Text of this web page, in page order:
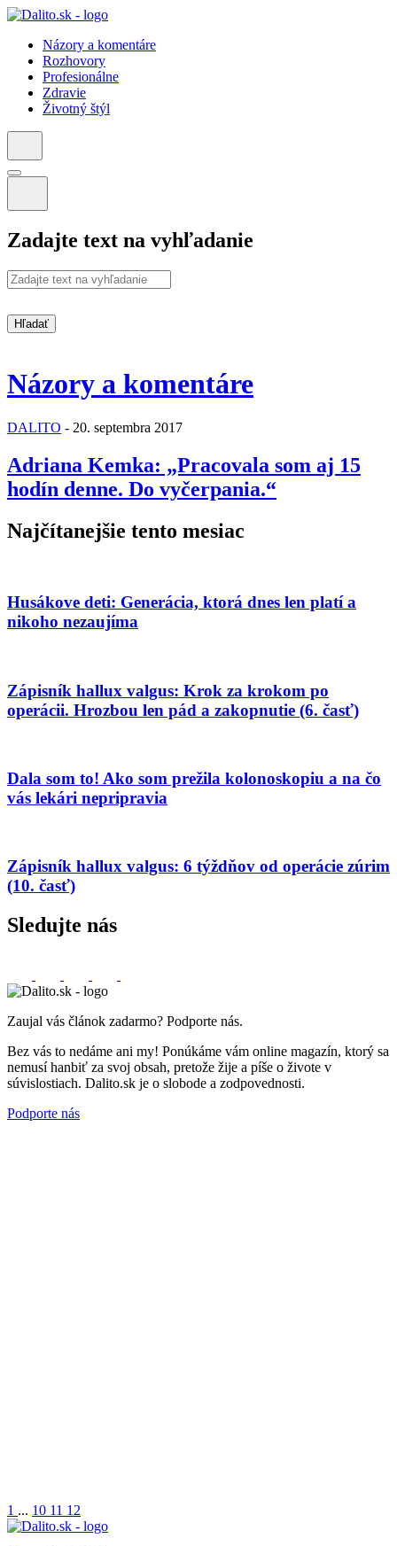
Názory a komentáre
Rozhovory
Profesionálne
Zdravie
Životný štýl
Zadajte text na vyhľadanie
Hľadať
Názory a komentáre
DALITO - 20. septembra 2017
Adriana Kemka: „Pracovala som aj 15
hodín denne. Do vyčerpania.“
Najčítanejšie tento mesiac
Husákove deti: Generácia, ktorá dnes len platí a
nikoho nezaujíma
Zápisník hallux valgus: Krok za krokom po
operácii. Hrozbou len pád a zakopnutie (6. časť)
Dala som to! Ako som prežila kolonoskopiu a na čo
vás lekári nepripravia
Zápisník hallux valgus: 6 týždňov od operácie zúrim
(10. časť)
Sledujte nás
Zaujal vás článok zadarmo? Podporte nás.
Bez vás to nedáme ani my! Ponúkáme vám online magazín, ktorý sa
nemusí hanbiť za svoj obsah, pretože žije a píše o živote v
súvislostiach. Dalito.sk je o slobode a zodpovednosti.
Podporte nás
1 ... 10 11 12